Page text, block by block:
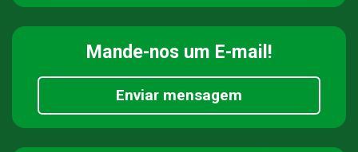
Mande-nos um E-mail!
Enviar mensagem